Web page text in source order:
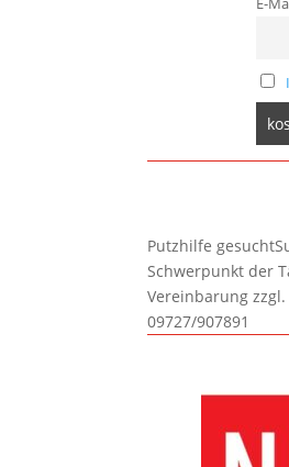
E-
Putzhilfe
Schwerpunkt der
Vereinbarung
09727/907891